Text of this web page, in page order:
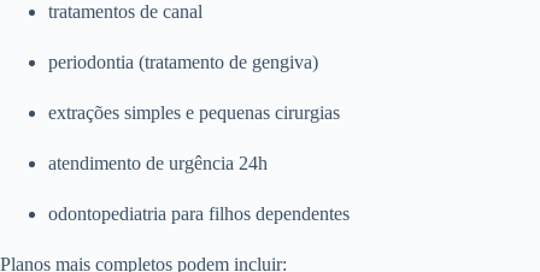
tratamentos de canal
periodontia (tratamento de gengiva)
extrações simples e pequenas cirurgias
atendimento de urgência 24h
odontopediatria para filhos dependentes
Planos mais completos podem incluir: